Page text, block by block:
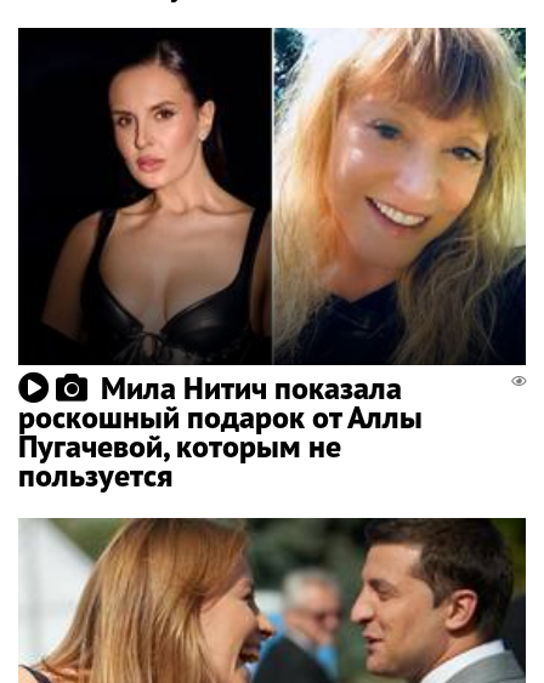
Мила Нитич показала
роскошный подарок от Аллы
Пугачевой, которым не
пользуется